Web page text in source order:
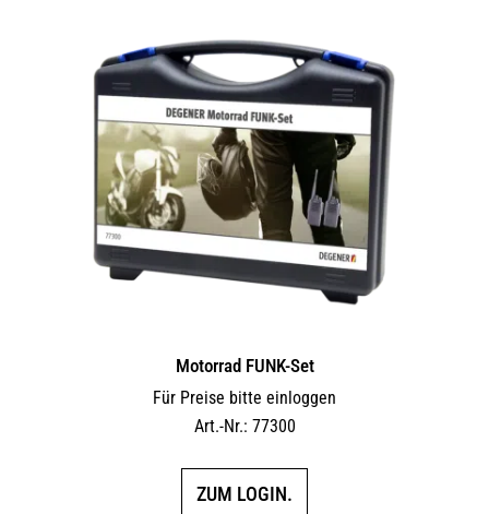
Motorrad FUNK-Set
Für Preise bitte einloggen
Art.-Nr.: 77300
ZUM LOGIN.